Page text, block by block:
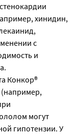
хинидин,
с
и
Конкор®
могут
гипотензии. У